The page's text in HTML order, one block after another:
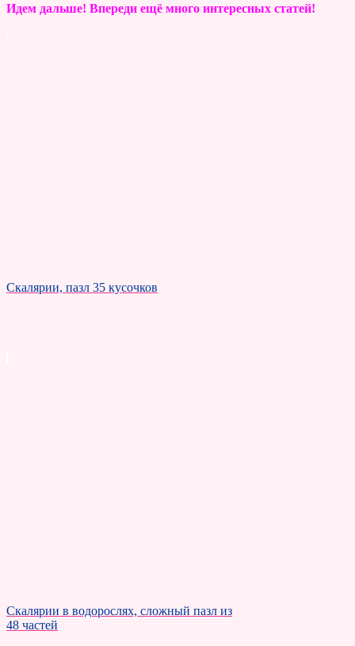
Идем дальше! Впереди ещё много интересных статей!
Скалярии, пазл 35 кусочков
Скалярии в водорослях, сложный пазл из
48 частей